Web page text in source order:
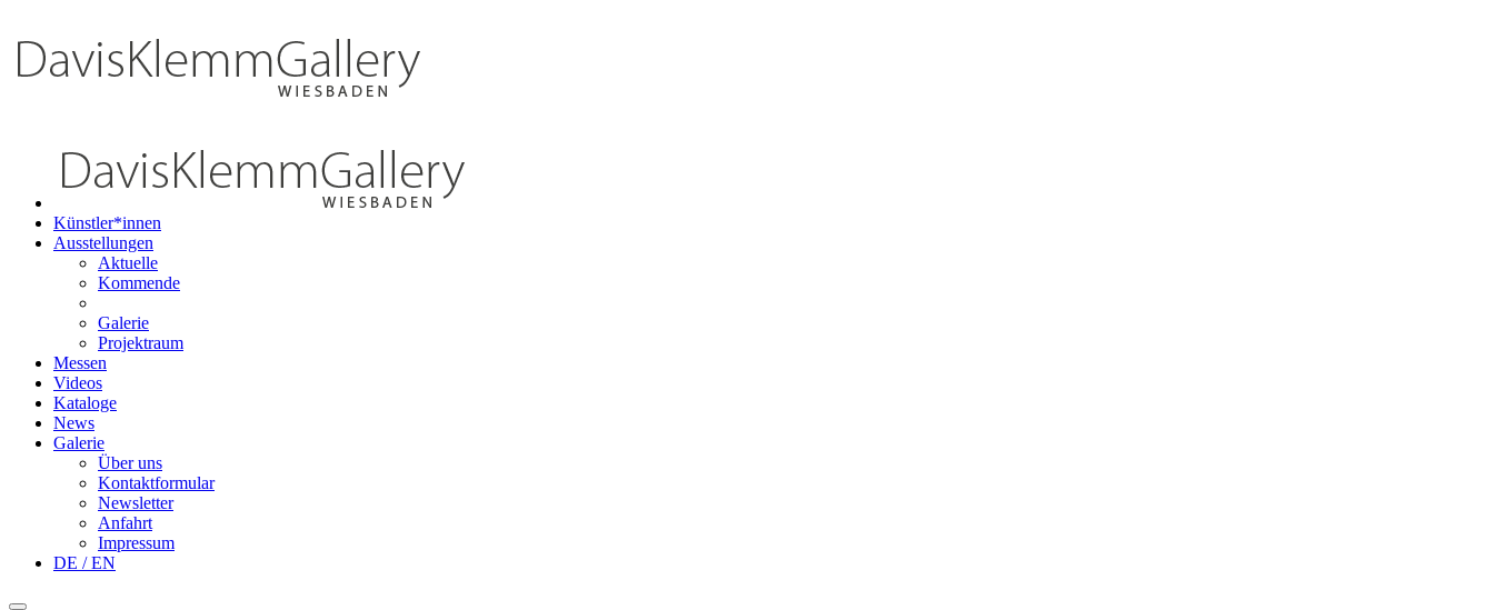
Künstler*innen
Ausstellungen
Aktuelle
Kommende
Galerie
Projektraum
Messen
Videos
Kataloge
News
Galerie
Über uns
Kontaktformular
Newsletter
Anfahrt
Impressum
DE / EN